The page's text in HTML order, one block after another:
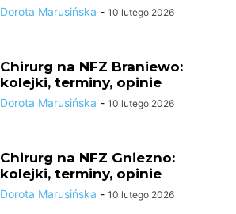
Dorota Marusińska - 10 lutego 2026
Chirurg na NFZ Braniewo:
kolejki, terminy, opinie
Dorota Marusińska - 10 lutego 2026
Chirurg na NFZ Gniezno:
kolejki, terminy, opinie
Dorota Marusińska - 10 lutego 2026